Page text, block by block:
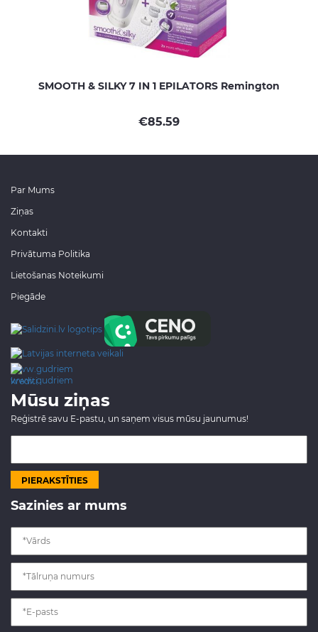
SMOOTH & SILKY 7 IN 1 EPILATORS Remington
€85.59
Par Mums
Ziņas
Kontakti
Privātuma Politika
Lietošanas Noteikumi
Piegāde
www.gudriem.lv/atrie-
krediti
Mūsu ziņas
Reģistrē savu E-pastu, un saņem visus mūsu jaunumus!
Sazinies ar mums